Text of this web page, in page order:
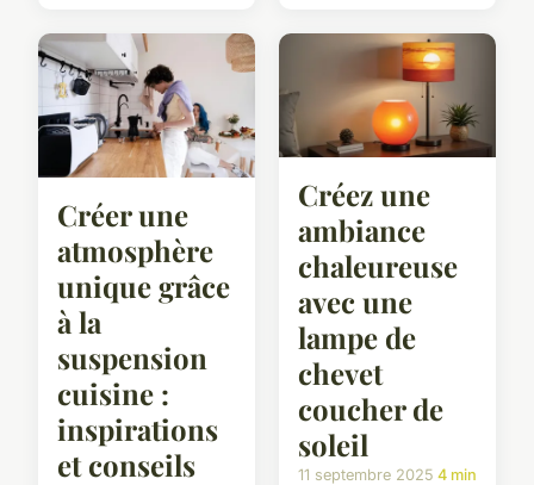
Créer une
atmosphère
unique grâce
à la
suspension
cuisine :
inspirations
et conseils
Créez une
ambiance
chaleureuse
avec une
lampe de
chevet
coucher de
soleil
11 septembre 2025 4 min